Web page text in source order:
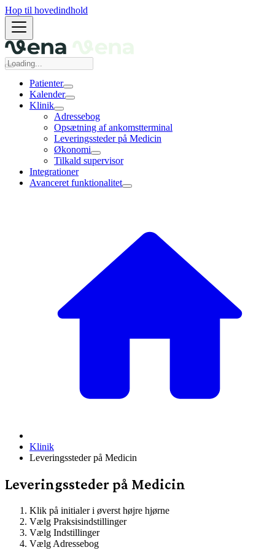
Hop til hovedindhold
Patienter
Kalender
Klinik
Adressebog
Opsætning af ankomstterminal
Leveringssteder på Medicin
Økonomi
Tilkald supervisor
Integrationer
Avanceret funktionalitet
Klinik
Leveringssteder på Medicin
Leveringssteder på Medicin
Klik på initialer i øverst højre hjørne
Vælg Praksisindstillinger
Vælg Indstillinger
Vælg Adressebog